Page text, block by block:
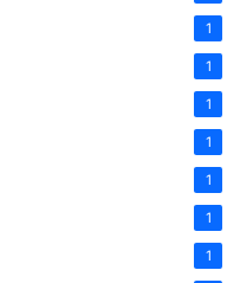
1
1
1
1
1
1
1